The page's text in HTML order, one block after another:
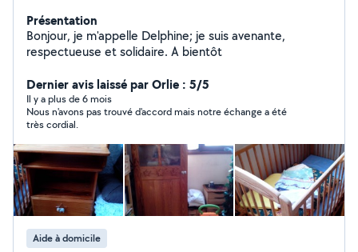
Présentation
Bonjour, je m'appelle Delphine; je suis avenante,
respectueuse et solidaire. A bientôt
Dernier avis laissé par Orlie : 5/5
Il y a plus de 6 mois
Nous n'avons pas trouvé d'accord mais notre échange a été
très cordial.
Aide à domicile